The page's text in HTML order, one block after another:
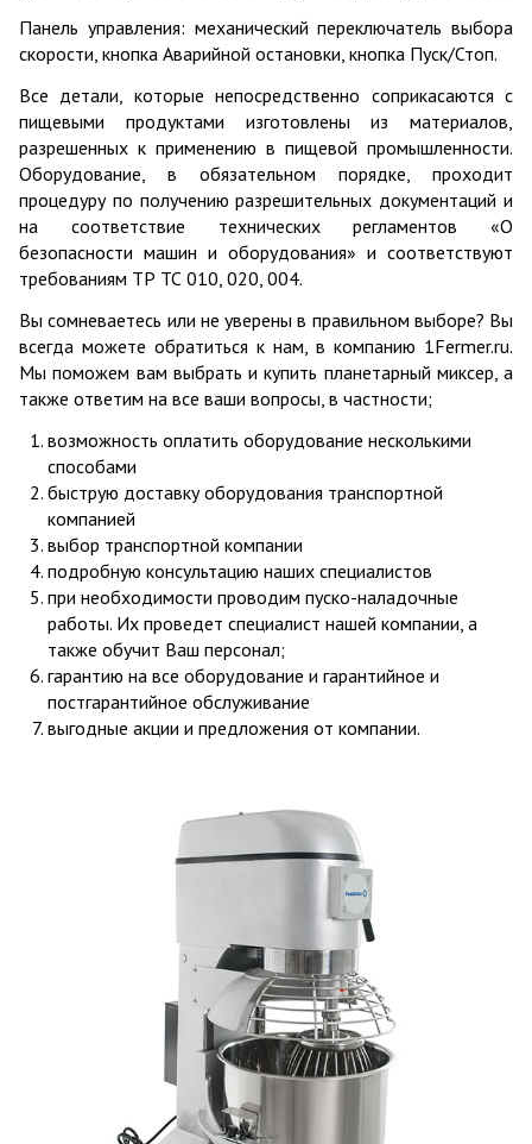
Панель управления: механический переключатель выбора
скорости, кнопка Аварийной остановки, кнопка Пуск/Стоп.
Все детали, которые непосредственно соприкасаются с
пищевыми продуктами изготовлены из материалов,
разрешенных к применению в пищевой промышленности.
Оборудование, в обязательном порядке, проходит
процедуру по получению разрешительных документаций и
на соответствие технических регламентов «О
безопасности машин и оборудования» и соответствуют
требованиям ТР ТС 010, 020, 004.
Вы сомневаетесь или не уверены в правильном выборе? Вы
всегда можете обратиться к нам, в компанию 1Fermer.ru.
Мы поможем вам выбрать и купить планетарный миксер, а
также ответим на все ваши вопросы, в частности;
возможность оплатить оборудование несколькими
способами
быструю доставку оборудования транспортной
компанией
выбор транспортной компании
подробную консультацию наших специалистов
при необходимости проводим пуско-наладочные
работы. Их проведет специалист нашей компании, а
также обучит Ваш персонал;
гарантию на все оборудование и гарантийное и
постгарантийное обслуживание
выгодные акции и предложения от компании.